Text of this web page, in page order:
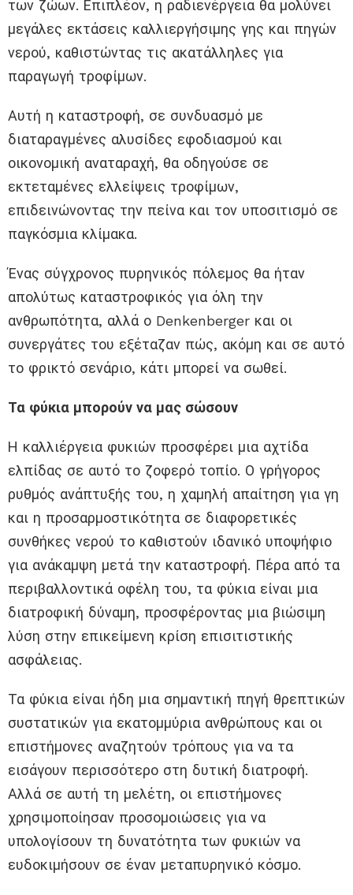
των ζώων. Επιπλέον, η ραδιενέργεια θα μολύνει
μεγάλες εκτάσεις καλλιεργήσιμης γης και πηγών
νερού, καθιστώντας τις ακατάλληλες για
παραγωγή τροφίμων.
Αυτή η καταστροφή, σε συνδυασμό με
διαταραγμένες αλυσίδες εφοδιασμού και
οικονομική αναταραχή, θα οδηγούσε σε
εκτεταμένες ελλείψεις τροφίμων,
επιδεινώνοντας την πείνα και τον υποσιτισμό σε
παγκόσμια κλίμακα.
Ένας σύγχρονος πυρηνικός πόλεμος θα ήταν
απολύτως καταστροφικός για όλη την
ανθρωπότητα, αλλά ο Denkenberger και οι
συνεργάτες του εξέταζαν πώς, ακόμη και σε αυτό
το φρικτό σενάριο, κάτι μπορεί να σωθεί.
Τα φύκια μπορούν να μας σώσουν
Η καλλιέργεια φυκιών προσφέρει μια αχτίδα
ελπίδας σε αυτό το ζοφερό τοπίο. Ο γρήγορος
ρυθμός ανάπτυξής του, η χαμηλή απαίτηση για γη
και η προσαρμοστικότητα σε διαφορετικές
συνθήκες νερού το καθιστούν ιδανικό υποψήφιο
για ανάκαμψη μετά την καταστροφή. Πέρα από τα
περιβαλλοντικά οφέλη του, τα φύκια είναι μια
διατροφική δύναμη, προσφέροντας μια βιώσιμη
λύση στην επικείμενη κρίση επισιτιστικής
ασφάλειας.
Τα φύκια είναι ήδη μια σημαντική πηγή θρεπτικών
συστατικών για εκατομμύρια ανθρώπους και οι
επιστήμονες αναζητούν τρόπους για να τα
εισάγουν περισσότερο στη δυτική διατροφή.
Αλλά σε αυτή τη μελέτη, οι επιστήμονες
χρησιμοποίησαν προσομοιώσεις για να
υπολογίσουν τη δυνατότητα των φυκιών να
ευδοκιμήσουν σε έναν μεταπυρηνικό κόσμο.